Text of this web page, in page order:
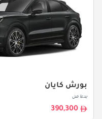
بورش كايان
بدءا من
390,300